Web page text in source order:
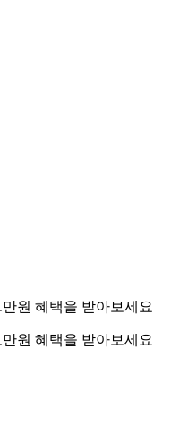
원 혜택을 받아보세요
원 혜택을 받아보세요